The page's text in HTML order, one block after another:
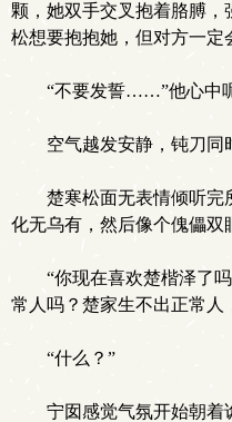
颗，她双手交叉抱着胳膊
松想要抱抱她，但对方一定
“不要发誓……”他心中
空气越发安静，钝刀同
楚寒松面无表情倾听完
化无乌有，然后像个傀儡双
“你现在喜欢楚楷泽了
常人吗？楚家生不出正常人
“什么？”
宁囡感觉气氛开始朝着